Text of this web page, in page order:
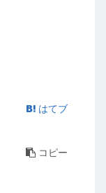
はてブ
コピー